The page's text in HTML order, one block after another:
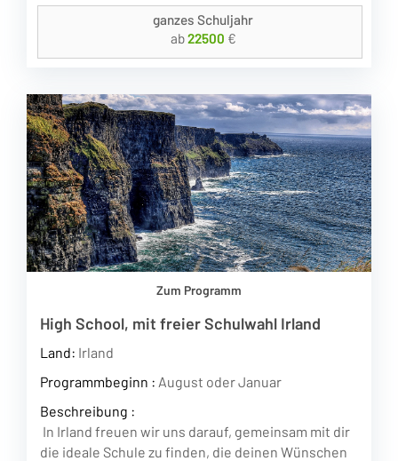
ganzes Schuljahr
ab22500 €
Zum Programm
High School, mit freier Schulwahl Irland
Land: Irland
Programmbeginn : August oder Januar
Beschreibung :
In Irland freuen wir uns darauf, gemeinsam mit dir
die ideale Schule zu finden, die deinen Wünschen